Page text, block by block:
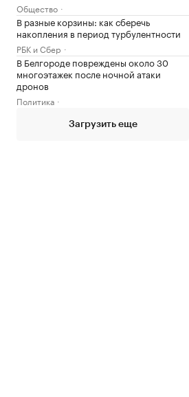
Общество
В разные корзины: как сберечь
накопления в период турбулентности
РБК и Сбер
В Белгороде повреждены около 30
многоэтажек после ночной атаки
дронов
Политика
Загрузить еще